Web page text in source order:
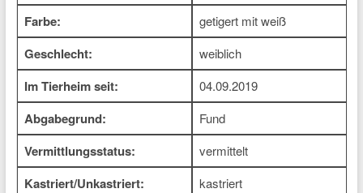
Farbe: getigert mit weiß
Geschlecht: weiblich
Im Tierheim seit: 04.09.2019
Abgabegrund: Fund
Vermittlungsstatus: vermittelt
Kastriert/Unkastriert: kastriert